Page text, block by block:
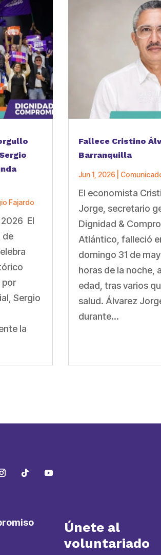
Fajardo
El
de
por
Sergio
la
Fallece Cristino
Barranquilla
Jun 1, 2026
El economista
Jorge, secretario
Dignidad &
Atlántico, falleció
domingo 31 de
horas de la noche,
edad, tras varios
salud. Álvarez
durante...
Únete al
voluntariado